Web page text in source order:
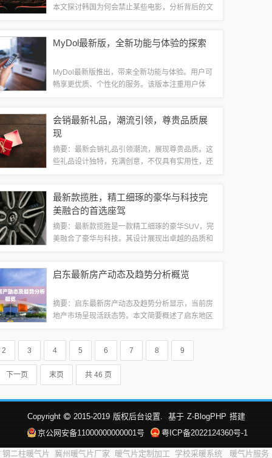
本文探讨韩国为何会禁止某些电影，分析背后的文
百字至二百字之间。韩国电影产业的现状韩国...
MyDol最新版，全新功能与体验的探索
MyDol最新版推出，带来全新功能与体验。用户可
畅享更优质、个性化的服务。该版本注重用户体
索与享受。随着科技的飞速发展，各种应用...
会销最新礼品，潮流引领，尊贵品质展
现
摘要：最新会销礼品引领潮流，展现尊贵品质。这
些礼品设计独特，充满创意，不仅具有实用性，还
佳选择。无论是商务会议还是家庭聚会，这些...
最新款揽胜，精工细琢的豪华与科技完
美融合的首选座驾
摘要：最新款揽胜是一款精工细琢的豪华SUV，完
美融合了豪华与科技。其设计展现出卓越的品质和
入了先进的科技元素，展现出品牌的创新力...
启东最新房产动态及趋势分析概览
摘要：启东最新房产动态及趋势分析显示，当前房
地产市场呈现活跃态势。本文简要概述了启东地区
分析等。随着城市发展和人口增长，启东房产市场
具有较大潜力。购房者需关注市场动态，以做...
2 3 4 5 6 7 8 9
下一页 末页 共 46 页
Copyright 2015-2019 版权后台设置. 基于 Z-BlogPHP 搭建
京公网安备11000000000001号
粤ICP备2022124360号-1
钢二柱暖气片 冀州暖气片厂家 暖气片定制加工 学校采暖系统 暖气片服务